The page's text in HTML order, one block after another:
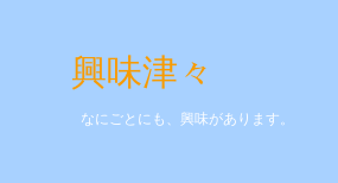
興味津々
なにごとにも、興味があります。